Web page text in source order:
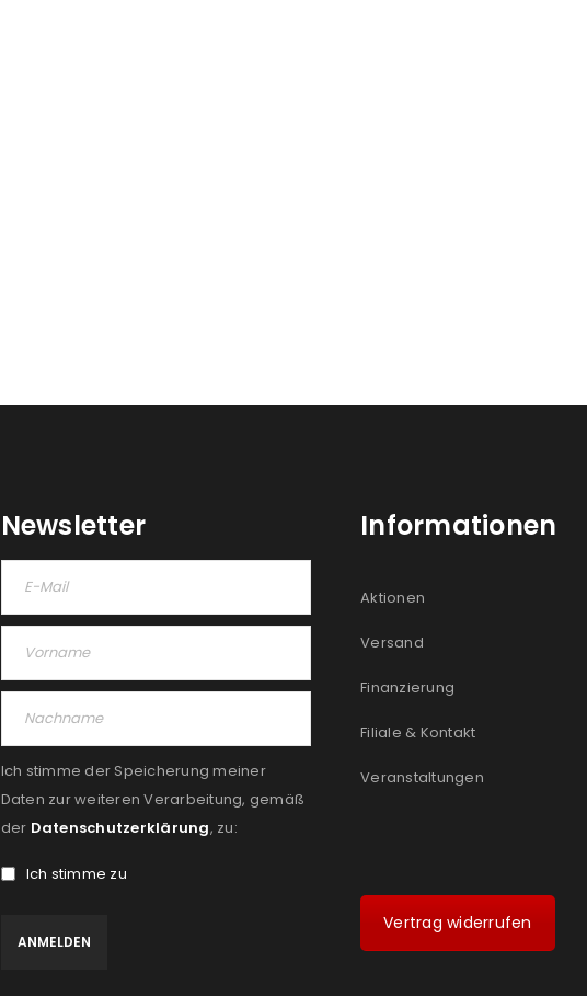
Newsletter
Ich stimme der Speicherung meiner
Daten zur weiteren Verarbeitung, gemäß
der Datenschutzerklärung, zu:
Ich stimme zu
Informationen
Aktionen
Versand
Finanzierung
Filiale & Kontakt
Veranstaltungen
Vertrag widerrufen